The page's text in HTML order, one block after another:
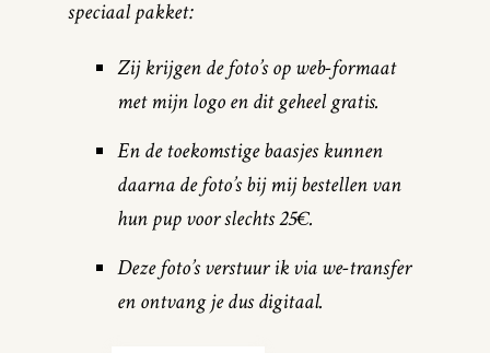
speciaal pakket:
Zij krijgen de foto’s op web-formaat
met mijn logo en dit geheel gratis.
En de toekomstige baasjes kunnen
daarna de foto’s bij mij bestellen van
hun pup voor slechts 25€.
Deze foto’s verstuur ik via we-transfer
en ontvang je dus digitaal.